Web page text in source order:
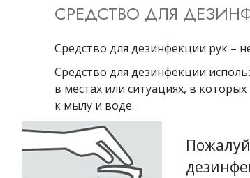
СРЕДСТВО ДЛЯ
Средство для дезинфекции рук –
Средство для дезинфекции
в местах или ситуациях, в
к мылу и воде.